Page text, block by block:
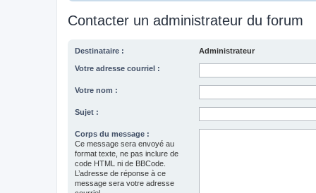
Contacter un administrateur du forum
Destinataire : Administrateur
Votre adresse courriel :
Votre nom :
Sujet :
Corps du message :
Ce message sera envoyé au
format texte, ne pas inclure de
code HTML ni de BBCode.
L’adresse de réponse à ce
message sera votre adresse